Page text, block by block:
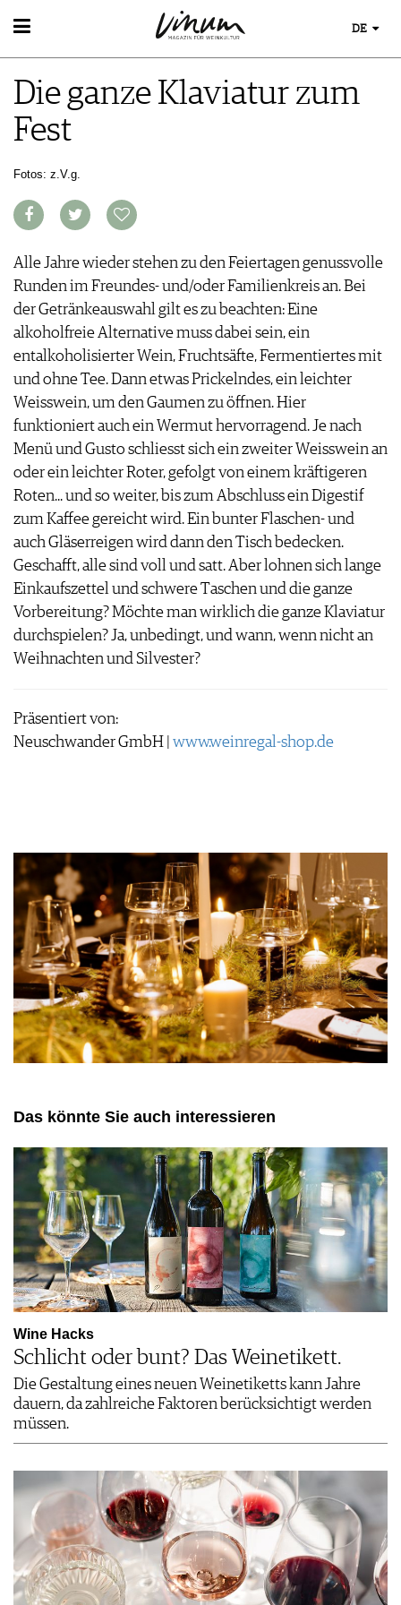
WEIN
WEINSUCHE
GUIDE WEINGÜTER
WINETRADECLUB
WEINE DES MONATS
TRINKREIFETABELLE
UNIQUE WINERIES
WEINWISSEN
WEINREGIONEN
WEINGESCHICHTE
INFOGRAFIKEN
NEWS
ESSEN & TRINKEN
FOOD PAIRING TIPPS
FOOD PAIRING TABELLE
KULINARIK
REZEPTE
HOTSPOTS
WEINREISEN
MAGAZIN
REPORTAGEN
DOSSIER
WINEGUIDES
KLARTEXT
EXTRAS
ABO
AUSGABE
ARCHIV
VORTEILSWELT
NEWS
WEINWIRTSCHAFT
WEINSZENE
PORTRAITS
VINOPHILES
ARCHIV
ANMELDEN
AWARDS
GEWINNSPIELE
VORTEILSWELT
TRINKREIFETABELLE
ABO
WINE TRADE CLUB
REDAKTION
AGB & DATENSCHUTZ
FAQ
DE
Die ganze Klaviatur zum
Fest
Fotos: z.V.g.
Alle Jahre wieder stehen zu den Feiertagen genussvolle
Runden im Freundes- und/oder Familienkreis an. Bei
der Getränkeauswahl gilt es zu beachten: Eine
alkoholfreie Alternative muss dabei sein, ein
entalkoholisierter Wein, Fruchtsäfte, Fermentiertes mit
und ohne Tee. Dann etwas Prickelndes, ein leichter
Weisswein, um den Gaumen zu öffnen. Hier
funktioniert auch ein Wermut hervorragend. Je nach
Menü und Gusto schliesst sich ein zweiter Weisswein an
oder ein leichter Roter, gefolgt von einem kräftigeren
Roten... und so weiter, bis zum Abschluss ein Digestif
zum Kaffee gereicht wird. Ein bunter Flaschen- und
auch Gläserreigen wird dann den Tisch bedecken.
Geschafft, alle sind voll und satt. Aber lohnen sich lange
Einkaufszettel und schwere Taschen und die ganze
Vorbereitung? Möchte man wirklich die ganze Klaviatur
durchspielen? Ja, unbedingt, und wann, wenn nicht an
Weihnachten und Silvester?
Präsentiert von:
Neuschwander GmbH | www.weinregal-shop.de
Das könnte Sie auch interessieren
Wine Hacks
Schlicht oder bunt? Das Weinetikett.
Die Gestaltung eines neuen Weinetiketts kann Jahre
dauern, da zahlreiche Faktoren berücksichtigt werden
müssen.